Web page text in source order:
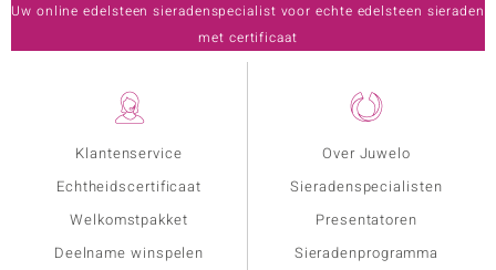
Klantenservice
Echtheidscertificaat
Welkomstpakket
Deelname winspelen
Over Juwelo
Sieradenspecialisten
Presentatoren
Sieradenprogramma
Uw online edelsteen sieradenspecialist voor echte edelsteen sieraden
met certificaat